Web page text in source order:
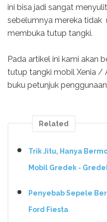
ini bisa jadi sangat
sebelumnya mereka tidak
membuka tutup tangki.
Pada artikel ini kami akan
tutup tangki mobil Xenia /
buku petunjuk
Related
Trik Jitu, Hanya
Mobil Gredek -
Penyebab Sepele
Ford Fiesta